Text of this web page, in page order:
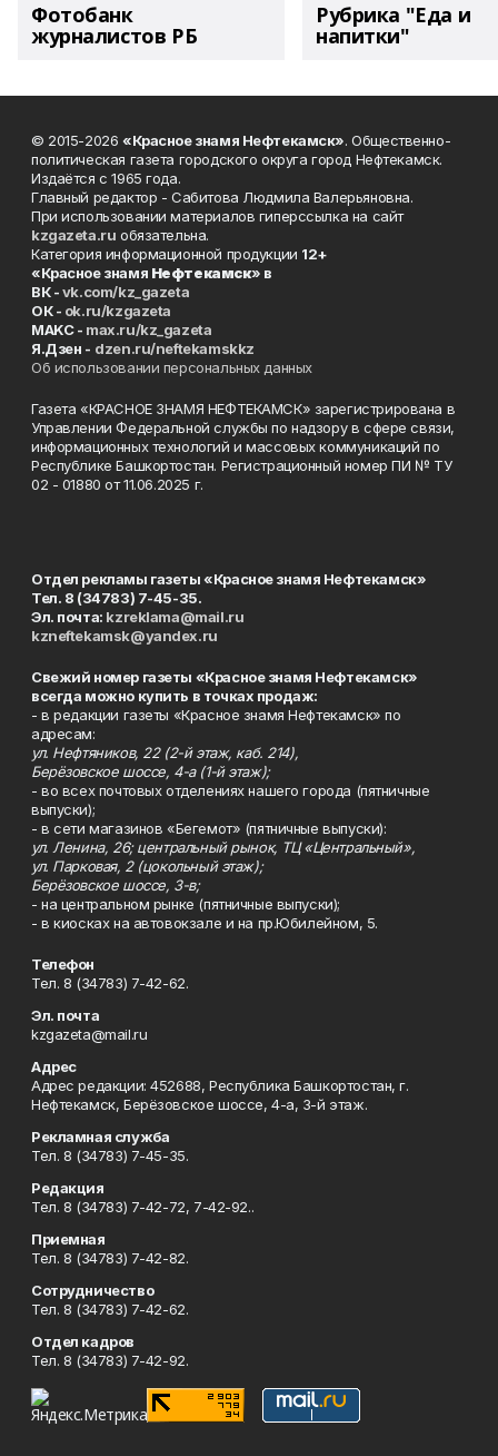
Фотобанк
журналистов РБ
Рубрика "Еда и
напитки"
© 2015-2026 «Красное знамя Нефтекамск». Общественно-
политическая газета городского округа город Нефтекамск.
Издаётся с 1965 года.
Главный редактор - Сабитова Людмила Валерьяновна.
При использовании материалов гиперссылка на сайт
kzgazeta.ru обязательна.
Категория информационной продукции 12+
«Красное знамя Нефтекамск» в
ВК -vk.com/kz_gazeta
ОК - ok.ru/kzgazeta
MAKC - max.ru/kz_gazeta
Я.Дзен - dzen.ru/neftekamskkz
Об использовании персональных данных
Газета «КРАСНОЕ ЗНАМЯ НЕФТЕКАМСК» зарегистрирована в
Управлении Федеральной службы по надзору в сфере связи,
информационных технологий и массовых коммуникаций по
Республике Башкортостан. Регистрационный номер ПИ № ТУ
02 - 01880 от 11.06.2025 г.
Отдел рекламы газеты «Красное знамя Нефтекамск»
Тел. 8 (34783) 7-45-35.
Эл. почта: kzreklama@mail.ru
kzneftekamsk@yandex.ru
Свежий номер газеты «Красное знамя Нефтекамск»
всегда можно купить в точках продаж:
- в редакции газеты «Красное знамя Нефтекамск» по
адресам:
ул. Нефтяников, 22 (2-й этаж, каб. 214),
Берёзовское шоссе, 4-а (1-й этаж);
- во всех почтовых отделениях нашего города (пятничные
выпуски);
- в сети магазинов «Бегемот» (пятничные выпуски):
ул. Ленина, 26; центральный рынок, ТЦ «Центральный»,
ул. Парковая, 2 (цокольный этаж);
Берёзовское шоссе, 3-в;
- на центральном рынке (пятничные выпуски);
- в киосках на автовокзале и на пр.Юбилейном, 5.
Телефон
Тел. 8 (34783) 7-42-62.
Эл. почта
kzgazeta@mail.ru
Адрес
Адрес редакции: 452688, Республика Башкортостан, г.
Нефтекамск, Берёзовское шоссе, 4-а, 3-й этаж.
Рекламная служба
Тел. 8 (34783) 7-45-35.
Редакция
Тел. 8 (34783) 7-42-72, 7-42-92..
Приемная
Тел. 8 (34783) 7-42-82.
Сотрудничество
Тел. 8 (34783) 7-42-62.
Отдел кадров
Тел. 8 (34783) 7-42-92.